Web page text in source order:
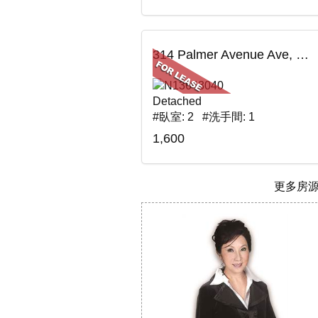
314 Palmer Avenue Ave, BSMT, Richmond Hill, ON
Detached
#臥室: 2 #洗手間: 1
1,600
更多房